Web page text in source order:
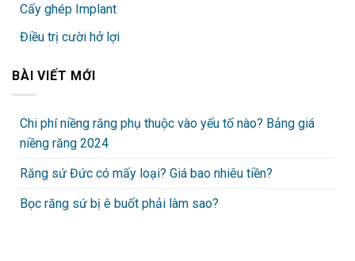
Cấy ghép Implant
Điều trị cười hở lợi
BÀI VIẾT MỚI
Chi phí niềng răng phụ thuộc vào yếu tố nào? Bảng giá
niềng răng 2024
Răng sứ Đức có mấy loại? Giá bao nhiêu tiền?
Bọc răng sứ bị ê buốt phải làm sao?